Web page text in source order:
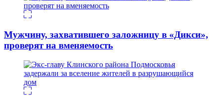
Мужчину, захватившего заложницу в «Дикси»,
проверят на вменяемость